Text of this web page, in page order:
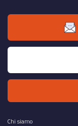
Chi siamo